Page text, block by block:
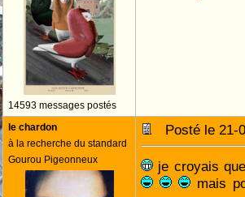
14593 messages postés
le chardon
à la recherche du standard
Gourou Pigeonneux
Posté le 21-
je croyais
mais